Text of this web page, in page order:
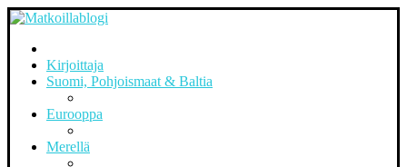
Kirjoittaja
Suomi, Pohjoismaat & Baltia
Eurooppa
Merellä